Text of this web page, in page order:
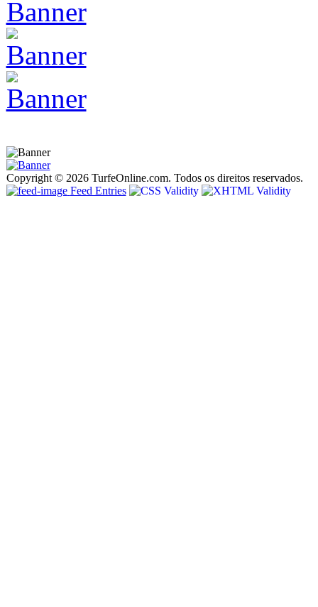
Copyright © 2026 TurfeOnline.com. Todos os direitos reservados.
Feed Entries